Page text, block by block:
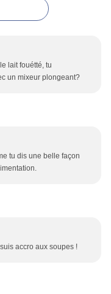
lait fouétté, tu
un mixeur plongeant?
tu dis une belle façon
accro aux soupes !